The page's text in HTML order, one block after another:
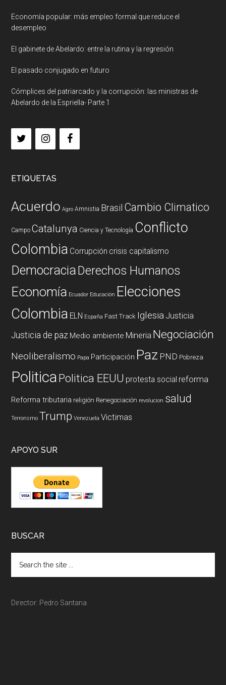
Economía popular: más empleo formal que reduce el
desempleo
El gabinete de Abelardo: entre la rutina y la regresión
El pasado conjugado en futuro
Cómplices del patriarcado y la corrupción: las ministras de
Abelardo de la Espriella- Parte 1
ETIQUETAS
Acuerdo Agro Amnistia Brasil Cambio Climatico
Campo Catalunya Ciencia y Tecnología Conflicto
Colombia Corrupción crisis capitalismo
DemocraciaDerechos Humanos
Economía Ecuador Educación Elecciones
Colombia ELN España Fast Track Iglesia Justicia
Justicia de paz Medio ambiente Mineria Negociación
Neoliberalismo Papa Participación Paz PND Pobreza
PoliticaPolitica EEUU protesta social reforma
Reforma tributaria religión Renegociación revolucion salud
Terrorismo Trump Venezuela Victimas
APOYO SUR
BUSCAR
Director: Pedro Santana